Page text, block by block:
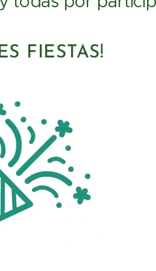
FIESTAS!